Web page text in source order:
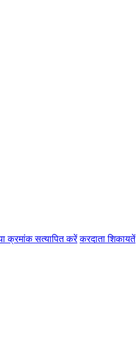
क्रमांक सत्यापित करें करदाता शिकायतें